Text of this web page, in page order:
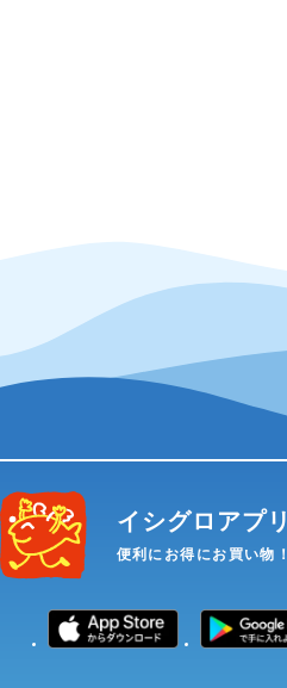
イシグロアプリ
便利にお得にお買い物！